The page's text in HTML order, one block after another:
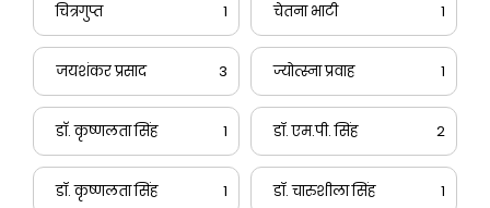
चित्रगुप्त 1 चेतना भाटी 1
जयशंकर प्रसाद 3 ज्योत्स्ना प्रवाह 1
डाॅ. कृष्णलता सिंह 1 डॉ. एम.पी. सिंह 2
डॉ. कृष्णलता सिंह 1 डॉ. चारुशीला सिंह 1